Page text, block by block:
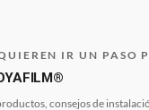
IR UN PASO
consejos de